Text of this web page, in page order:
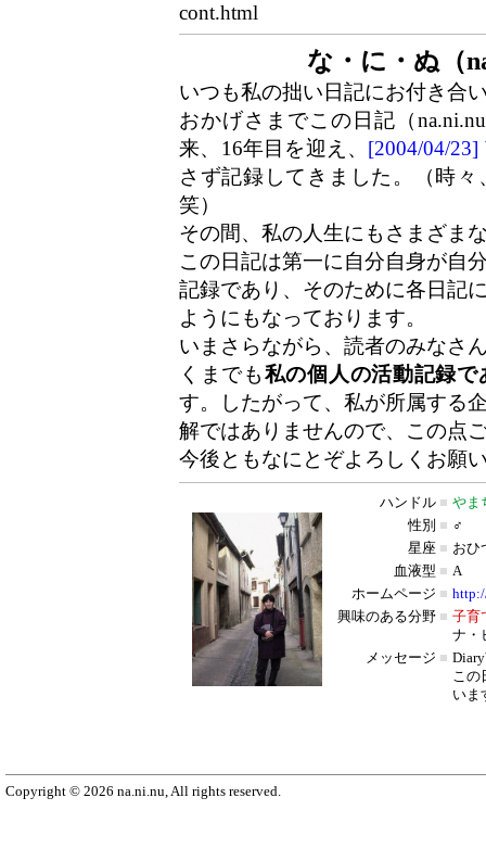
cont.html
な・に・ぬ（
いつも私の拙い日記にお付き合
おかげさまでこの日記（
来、16年目を迎え、 [2004/04/23]
さず記録してきました。（時
笑）
その間、私の人生にもさまざま
この日記は第一に自分自身が自
記録であり、そのために各日記
ようにもなっております。
いまさらながら、読者のみなさ
くまでも私の個人の活動記録で
す。したがって、私が所属する
解ではありませんので、この点
今後ともなにとぞよろしくお願
ハンドル ■ やま
性別 ■ ♂
星座 ■ おひ
血液型 ■ A
ホームページ ■
興味のある分野 ■ 子育
ナ・
メッセージ ■
この
いま
Copyright © 2026 na.ni.nu, All rights reserved.